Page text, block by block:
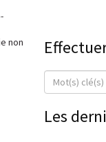
non
Les